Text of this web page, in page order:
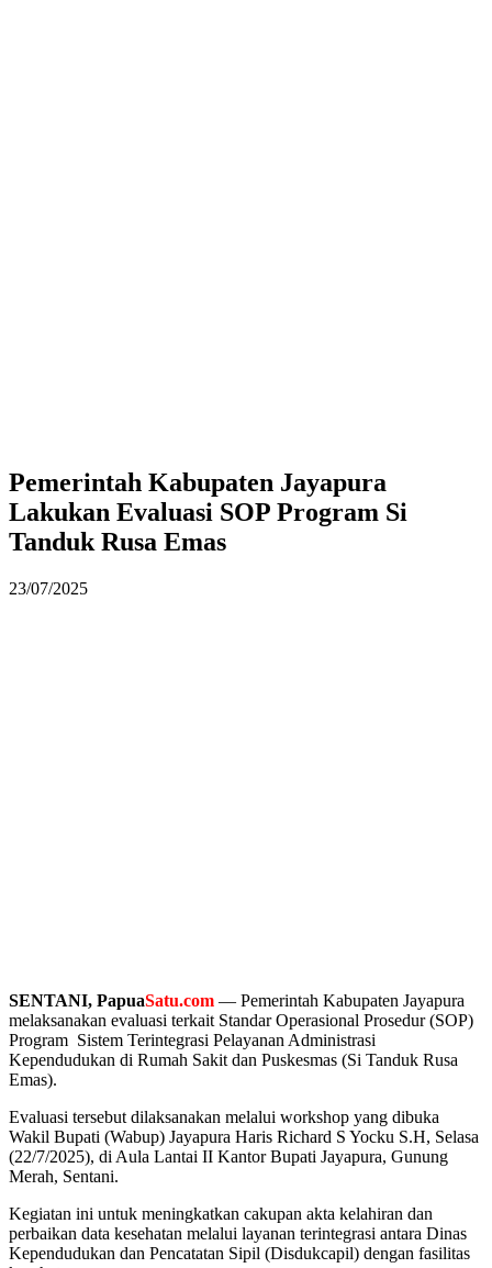
Pemerintah Kabupaten Jayapura
Lakukan Evaluasi SOP Program Si
Tanduk Rusa Emas
23/07/2025
SENTANI, PapuaSatu.com — Pemerintah Kabupaten Jayapura
melaksanakan evaluasi terkait Standar Operasional Prosedur (SOP)
Program Sistem Terintegrasi Pelayanan Administrasi
Kependudukan di Rumah Sakit dan Puskesmas (Si Tanduk Rusa
Emas).
Evaluasi tersebut dilaksanakan melalui workshop yang dibuka
Wakil Bupati (Wabup) Jayapura Haris Richard S Yocku S.H, Selasa
(22/7/2025), di Aula Lantai II Kantor Bupati Jayapura, Gunung
Merah, Sentani.
Kegiatan ini untuk meningkatkan cakupan akta kelahiran dan
perbaikan data kesehatan melalui layanan terintegrasi antara Dinas
Kependudukan dan Pencatatan Sipil (Disdukcapil) dengan fasilitas